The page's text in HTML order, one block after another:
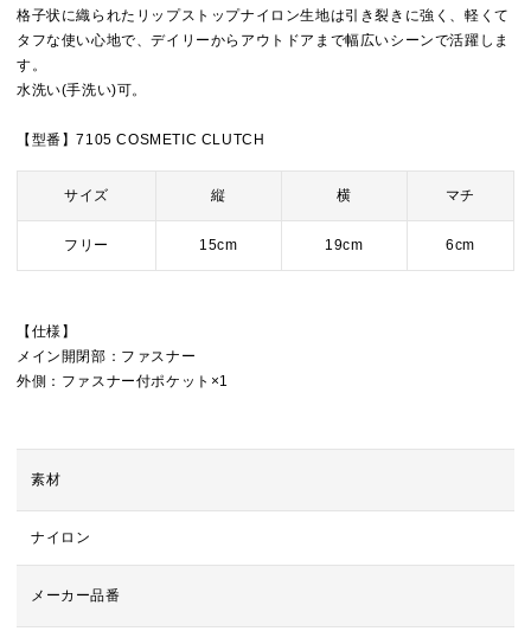
格子状に織られたリップストップナイロン生地は引き裂きに強く、軽くて
タフな使い心地で、デイリーからアウトドアまで幅広いシーンで活躍しま
す。
水洗い(手洗い)可。
【型番】7105 COSMETIC CLUTCH
サイズ 縦 横 マチ
フリー 15cm 19cm 6cm
【仕様】
メイン開閉部：ファスナー
外側：ファスナー付ポケット×1
素材
ナイロン
メーカー品番